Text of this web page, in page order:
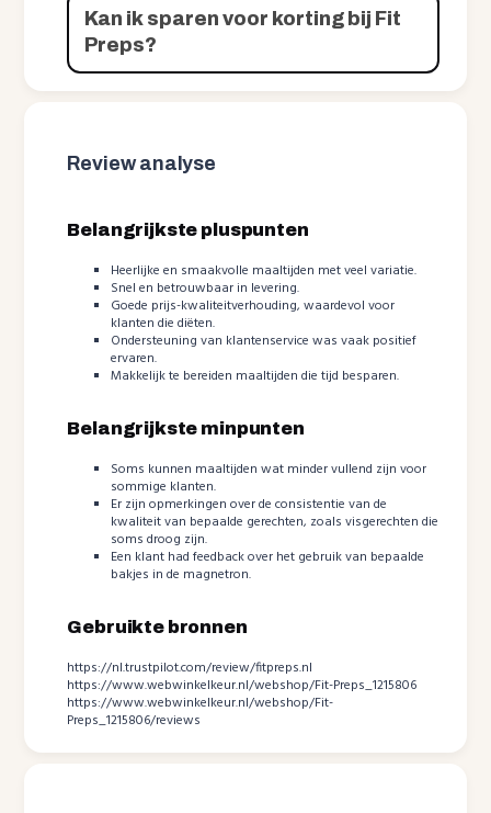
Kan ik sparen voor korting bij Fit
Preps?
Review analyse
Belangrijkste pluspunten
Heerlijke en smaakvolle maaltijden met veel variatie.
Snel en betrouwbaar in levering.
Goede prijs-kwaliteitverhouding, waardevol voor
klanten die diëten.
Ondersteuning van klantenservice was vaak positief
ervaren.
Makkelijk te bereiden maaltijden die tijd besparen.
Belangrijkste minpunten
Soms kunnen maaltijden wat minder vullend zijn voor
sommige klanten.
Er zijn opmerkingen over de consistentie van de
kwaliteit van bepaalde gerechten, zoals visgerechten die
soms droog zijn.
Een klant had feedback over het gebruik van bepaalde
bakjes in de magnetron.
Gebruikte bronnen
https://nl.trustpilot.com/review/fitpreps.nl
https://www.webwinkelkeur.nl/webshop/Fit-Preps_1215806
https://www.webwinkelkeur.nl/webshop/Fit-
Preps_1215806/reviews